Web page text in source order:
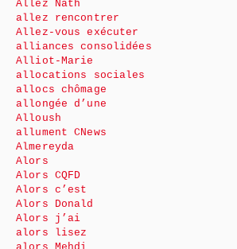
Allez Nath
allez rencontrer
Allez-vous exécuter
alliances consolidées
Alliot-Marie
allocations sociales
allocs chômage
allongée d’une
Alloush
allument CNews
Almereyda
Alors
Alors CQFD
Alors c’est
Alors Donald
Alors j’ai
alors lisez